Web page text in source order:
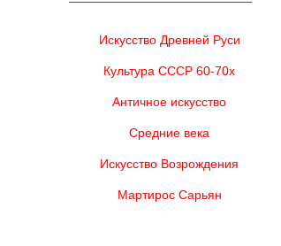
Искусство Древней Руси
Культура СССР 60-70х
Античное искусство
Средние века
Искусство Возрождения
Мартирос Сарьян